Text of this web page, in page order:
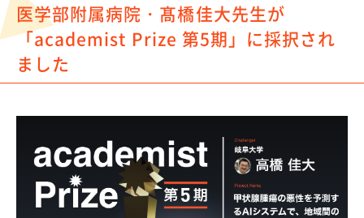
JST創発的研究支援事業
研究助成金＆競争的研究費
e-Rad登録
競争的研究費における制度改善
外部資金獲得手当
競争的研究費の直接経費からの研究代表者（PI）の人件
費支出に係る活用実績報告書
医学部附属病院・髙橋佳大先生が
「academist Prize 第5期」に採択され
ました